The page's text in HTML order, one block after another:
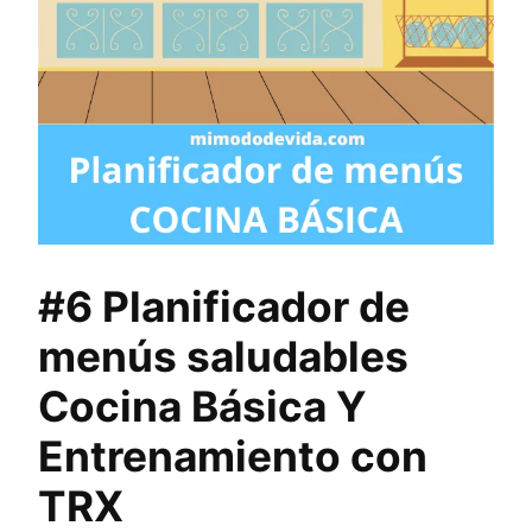
#6 Planificador de
menús saludables
Cocina Básica Y
Entrenamiento con
TRX